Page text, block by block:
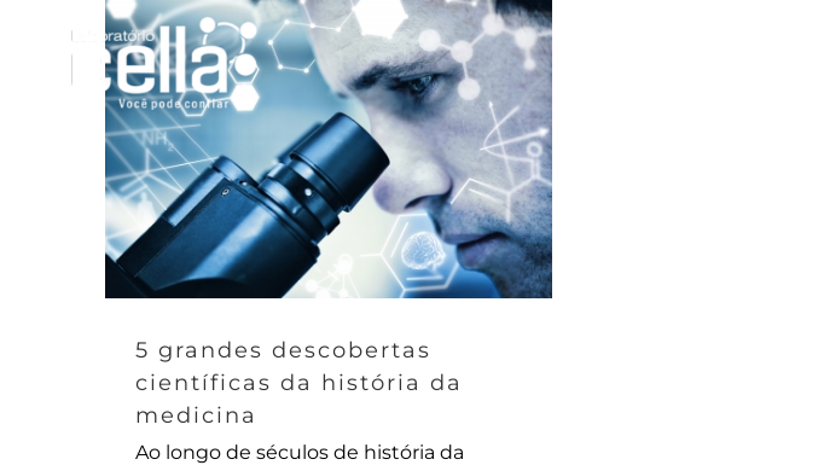
5 grandes descobertas
científicas da história da
medicina
Ao longo de séculos de história da